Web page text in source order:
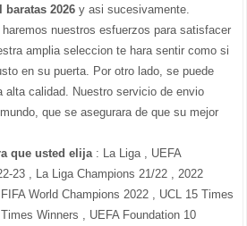
2026 y asi sucesivamente.
nuestros esfuerzos para satisfacer
amplia seleccion te hara sentir como si
en su puerta. Por otro lado, se puede
alta calidad. Nuestro servicio de envio
que se asegurara de que su mejor
que usted elija: La Liga , UEFA
23 , La Liga Champions 21/22 , 2022
World Champions 2022 , UCL 15 Times
Winners , UEFA Foundation 10